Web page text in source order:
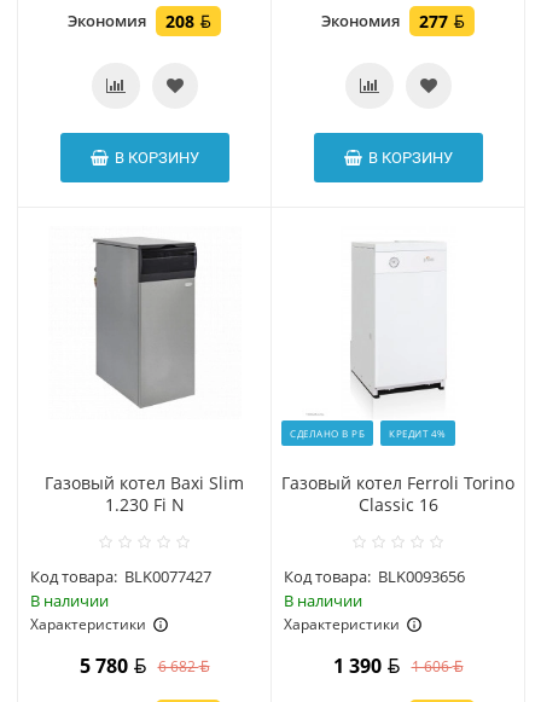
Экономия 208
В КОРЗИНУ
Экономия 277
В КОРЗИНУ
Газовый котел Baxi Slim
1.230 Fi N
Код товара: BLK0077427
В наличии
Характеристики
5 780 6 682
СДЕЛАНО В РБ КРЕДИТ 4%
Газовый котел Ferroli Torino
Classic 16
Код товара: BLK0093656
В наличии
Характеристики
1 390 1 606